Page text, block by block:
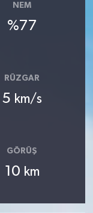
NEM
%77
RÜZGAR
5 km/s
GÖRÜŞ
10 km